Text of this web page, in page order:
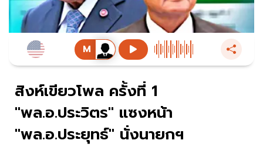
สิงห์เขียวโพล ครั้งที่ 1
"พล.อ.ประวิตร" แซงหน้า
"พล.อ.ประยุทธ์" นั่งนายกฯ